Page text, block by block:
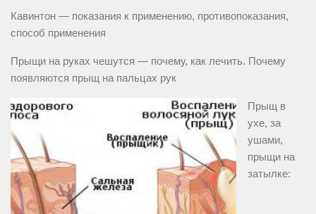
Кавинтон — показания к применению, противопоказания,
способ применения
Прыщи на руках чешутся — почему, как лечить. Почему
появляются прыщ на пальцах рук
Прыщ в
ухе, за
ушами,
прыщи на
затылке: